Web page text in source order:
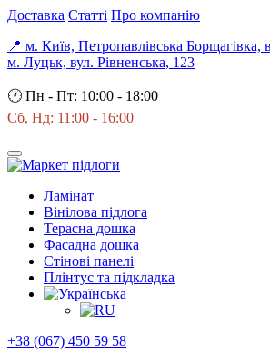
Доставка Статті Про компанію
📍 м. Київ, Петропавлівська Борщагівка,
м. Луцьк, вул. Рівненська, 123
🕐 Пн - Пт: 10:00 - 18:00
Сб, Нд: 11:00 - 16:00
Ламінат
Вінілова підлога
Терасна дошка
Фасадна дошка
Стінові панелі
Плінтус та підкладка
+38 (067) 450 59 58